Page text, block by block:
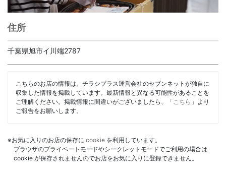
住所
千葉県旭市イ川端2787
こちらのお店の情報は、チラシプラス運営会社のセブンネットが独自に
収集した情報を掲載しています。最新情報と異なる可能性があることを
ご理解ください。掲載情報に間違いがございましたら、「 こちら 」より
ご報告をお願いします。
※お気に入りのお店の保存に cookie を利用しています。
ブラウザのプライベートモードやシークレットモードでご利用の場合は
cookie が保存されませんのでお店をお気に入りに登録できません。